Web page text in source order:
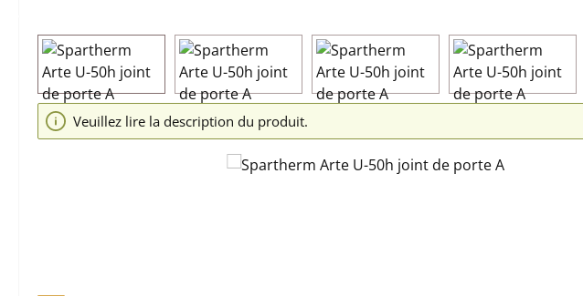
Ignorer la galerie d'images
Veuillez lire la description du produit.